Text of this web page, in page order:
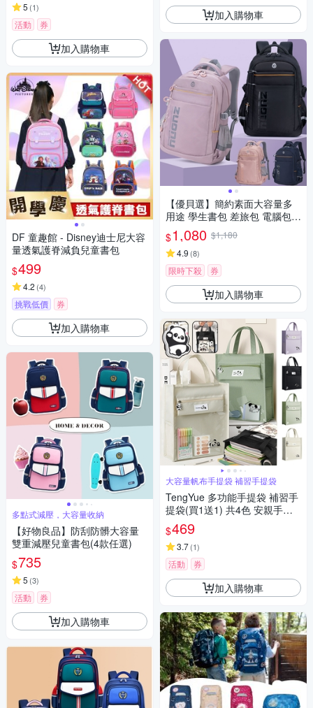
5 (1)
活動 券
加入購物車
DF 童趣館 - Disney迪士尼大容
量透氣護脊減負兒童書包
$499
4.2 (4)
挑戰低價 券
加入購物車
多點式減壓，大容量收納
【好物良品】防刮防髒大容量
雙重減壓兒童書包(4款任選)
$735
5 (3)
活動 券
加入購物車
加入購物車
【優貝選】簡約素面大容量多
用途 學生書包 差旅包 電腦包
休旅後背包
$1,080 $1,180
4.9 (8)
限時下殺 券
加入購物車
大容量帆布手提袋 補習手提袋
TengYue 多功能手提袋 補習手
提袋(買1送1) 共4色 安親手提
袋 帆布包 文件袋 才藝袋
$469
3.7(1)
活動 券
加入購物車